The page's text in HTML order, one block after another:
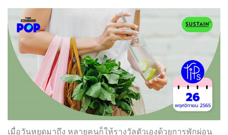
เมื่อวันหยุดมาถึง หลายคนก็ให้รางวัลตัวเองด้วยการพักผ่อน